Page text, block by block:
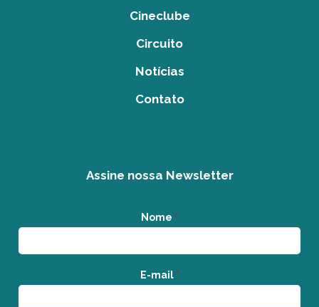
Cineclube
Circuito
Notícias
Contato
Assine nossa Newsletter
Nome *
E-mail *